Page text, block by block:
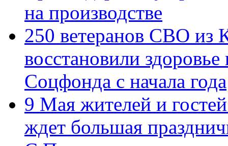
на производстве
250 ветеранов СВО из
восстановили
Соцфонда с начала года
9 Мая жителей и
ждет большая